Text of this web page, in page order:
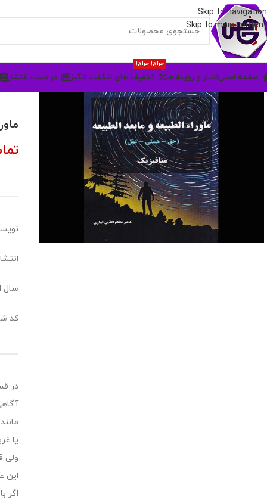
Skip to navigation
Skip to main content
صفحه اصلیاخبار و رویدادها تخفیف های شگفت انگیز
حراج! حراج!
در دست انتشار
سال
کد شابک:
در
یا
ولی
این
اگر